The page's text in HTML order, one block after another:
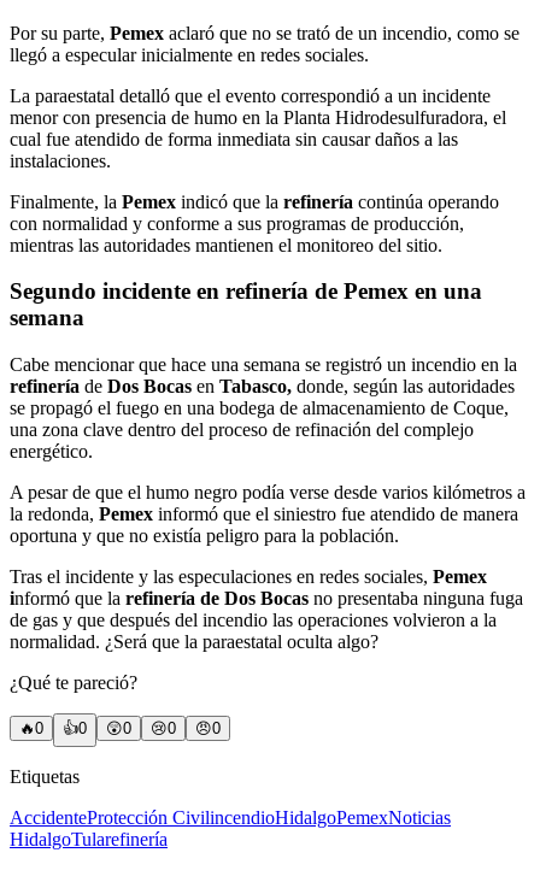
Por su parte, Pemex aclaró que no se trató de un incendio, como se
llegó a especular inicialmente en redes sociales.
La paraestatal detalló que el evento correspondió a un incidente
menor con presencia de humo en la Planta Hidrodesulfuradora, el
cual fue atendido de forma inmediata sin causar daños a las
instalaciones.
Finalmente, la Pemex indicó que la refinería continúa operando
con normalidad y conforme a sus programas de producción,
mientras las autoridades mantienen el monitoreo del sitio.
Segundo incidente en refinería de Pemex en una
semana
Cabe mencionar que hace una semana se registró un incendio en la
refinería de Dos Bocas en Tabasco, donde, según las autoridades
se propagó el fuego en una bodega de almacenamiento de Coque,
una zona clave dentro del proceso de refinación del complejo
energético.
A pesar de que el humo negro podía verse desde varios kilómetros a
la redonda, Pemex informó que el siniestro fue atendido de manera
oportuna y que no existía peligro para la población.
Tras el incidente y las especulaciones en redes sociales, Pemex
informó que la refinería de Dos Bocas no presentaba ninguna fuga
de gas y que después del incendio las operaciones volvieron a la
normalidad. ¿Será que la paraestatal oculta algo?
¿Qué te pareció?
🔥0 👍0 😲0 😢0 😠0
Etiquetas
AccidenteProtección CivilincendioHidalgoPemexNoticias
HidalgoTularefinería